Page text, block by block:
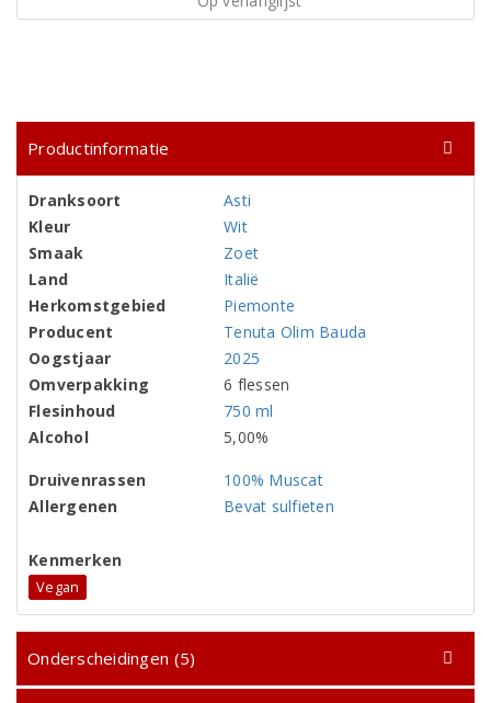
Productinformatie
Dranksoort
Asti
Kleur
Wit
Smaak
Zoet
Land
Italië
Herkomstgebied
Piemonte
Producent
Tenuta Olim Bauda
Oogstjaar
2025
Omverpakking
6 flessen
Flesinhoud
750 ml
Alcohol
5,00%
Druivenrassen
100% Muscat
Allergenen
Bevat sulfieten
Kenmerken
Vegan
Onderscheidingen (5)